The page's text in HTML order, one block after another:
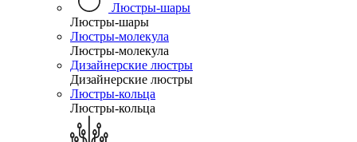
Люстры-шары
Люстры-шары
Люстры-молекула
Люстры-молекула
Дизайнерские люстры
Дизайнерские люстры
Люстры-кольца
Люстры-кольца